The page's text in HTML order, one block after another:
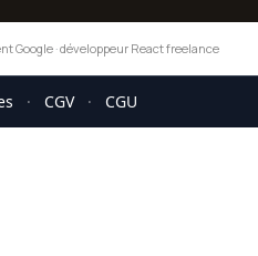
Google ·développeur React freelance
· CGV · CGU